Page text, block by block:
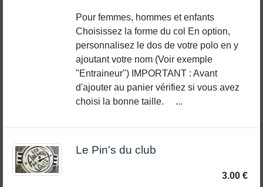
Pour femmes, hommes et enfants
Choisissez la forme du col En option,
personnalisez le dos de votre polo en y
ajoutant votre nom (Voir exemple
"Entraineur") IMPORTANT : Avant
d'ajouter au panier vérifiez si vous avez
choisi la bonne taille. ...
Le Pin's du club
3.00 €